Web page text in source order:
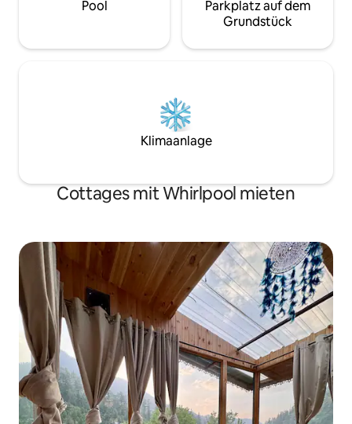
Pool
Parkplatz auf dem
Grundstück
Klimaanlage
Cottages mit Whirlpool mieten